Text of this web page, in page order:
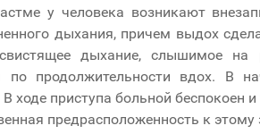
у человека возникают
дыхания, причем выдох
дыхание, слышимое на
по продолжительности вдох. В
ходе приступа больной беспокоен
предрасположенность к